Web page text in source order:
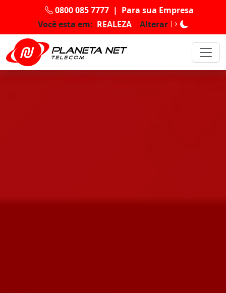
0800 085 7777 | Para sua Empresa
Você esta em: REALEZA Alterar